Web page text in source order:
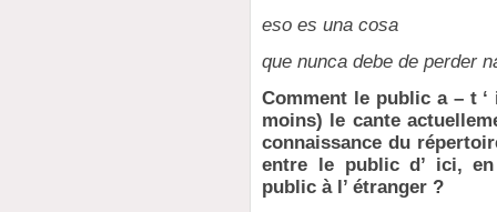
eso es una cosa
que nunca debe de perder
Comment le public a – t
moins) le cante
connaissance du
entre le public d’ ici,
public à l’ étranger ?